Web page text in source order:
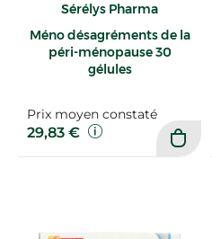
Sérélys Pharma
Méno désagréments de la
péri-ménopause 30
gélules
Prix moyen constaté
29,83 €